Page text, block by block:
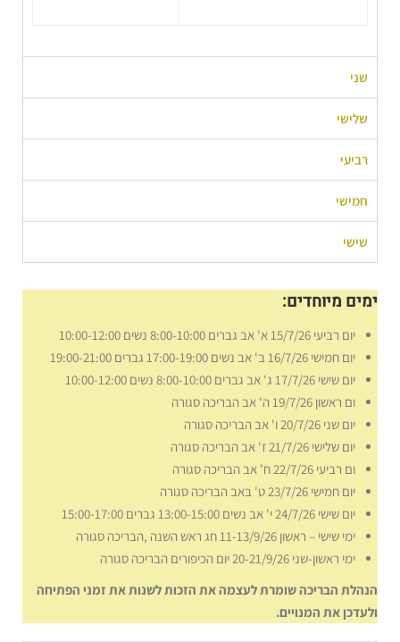
שני
שלישי
רביעי
חמישי
שישי
ימים מיוחדים:
יום רביעי 15/7/26 א' אב גברים 8:00-10:00 נשים 10:00-12:00
יום חמישי 16/7/26 ב' אב נשים 17:00-19:00 גברים 19:00-21:00
יום שישי 17/7/26 ג' אב גברים 8:00-10:00 נשים 10:00-12:00
ום ראשון 19/7/26 ה' אב הבריכה סגורה
יום שני 20/7/26
ו' אב הבריכה סגורה
יום שלישי 21/7/26 ז' אב הבריכה סגורה
ום רביעי 22/7/26
ח’ אב הבריכה סגורה
יום חמישי 23/7/26
ט' באב הבריכה סגורה
יום שישי 24/7/26
י' אב נשים 13:00-15:00 גברים 15:00-17:00
ימי שישי – ראשון 11-13/9/26 חג ראש השנה ,הבריכה סגורה
ימי ראשון-שני 20-21/9/26 יום הכיפורים הבריכה סגורה
הנהלת הבריכה שומרת לעצמה את הזכות לשנות את זמני הפתיחה
ולעדכן את המנויים.